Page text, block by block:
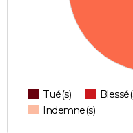
Tué(s)
Indemne(s)